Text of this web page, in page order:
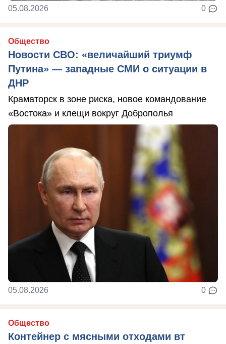
05.08.2026 0
Общество
Новости СВО: «величайший триумф
Путина» — западные СМИ о ситуации в
ДНР
Краматорск в зоне риска, новое командование
«Востока» и клещи вокруг Доброполья
05.08.2026 0
Общество
Контейнер с мясными отходами вт